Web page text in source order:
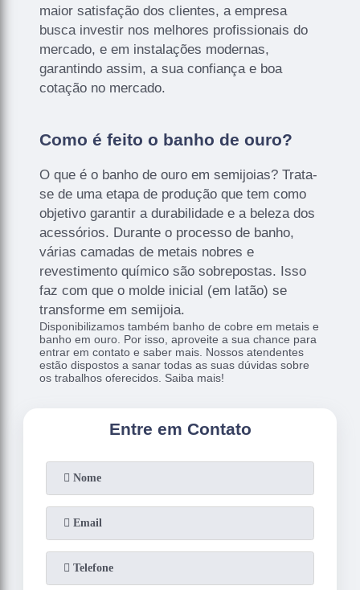
maior satisfação dos clientes, a empresa
busca investir nos melhores profissionais do
mercado, e em instalações modernas,
garantindo assim, a sua confiança e boa
cotação no mercado.
Como é feito o banho de ouro?
O que é o banho de ouro em semijoias? Trata-
se de uma etapa de produção que tem como
objetivo garantir a durabilidade e a beleza dos
acessórios. Durante o processo de banho,
várias camadas de metais nobres e
revestimento químico são sobrepostas. Isso
faz com que o molde inicial (em latão) se
transforme em semijoia.
Disponibilizamos também banho de cobre em metais e
banho em ouro. Por isso, aproveite a sua chance para
entrar em contato e saber mais. Nossos atendentes
estão dispostos a sanar todas as suas dúvidas sobre
os trabalhos oferecidos. Saiba mais!
Entre em Contato